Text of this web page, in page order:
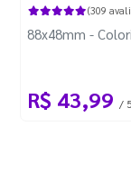
(309
88x48mm -
R$ 43,99 /